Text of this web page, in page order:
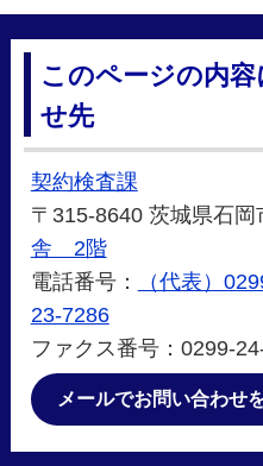
このページの内
せ先
契約検査課
〒315-8640 茨城県石
舎 2階
電話番号：
（代表）
23-7286
ファクス番号：0299-
メールでお問い合わせ